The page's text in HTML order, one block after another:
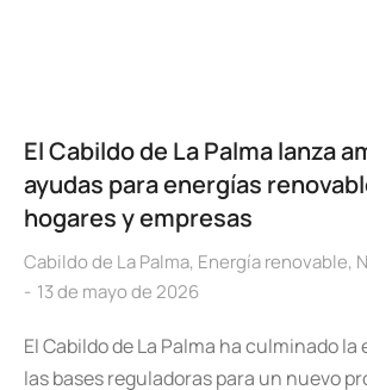
El Cabildo de La Palma lanza
ayudas para energías
hogares y empresas
Cabildo de La Palma, Energía renovable,
13 de mayo de 2026
El Cabildo de La Palma ha culminado
las bases reguladoras para un nuevo